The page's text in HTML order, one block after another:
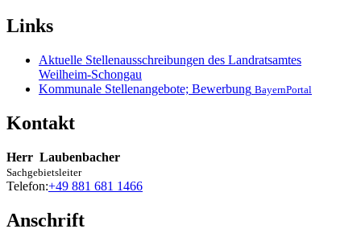
Links
Aktuelle Stellenausschreibungen des Landratsamtes
Weilheim-Schongau
Kommunale Stellenangebote; Bewerbung BayernPortal
Kontakt
Herr Laubenbacher
Sachgebietsleiter
Telefon:+49 881 681 1466
Anschrift